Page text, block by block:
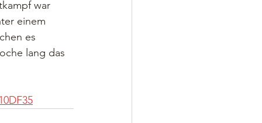
war
einem
es
lang das